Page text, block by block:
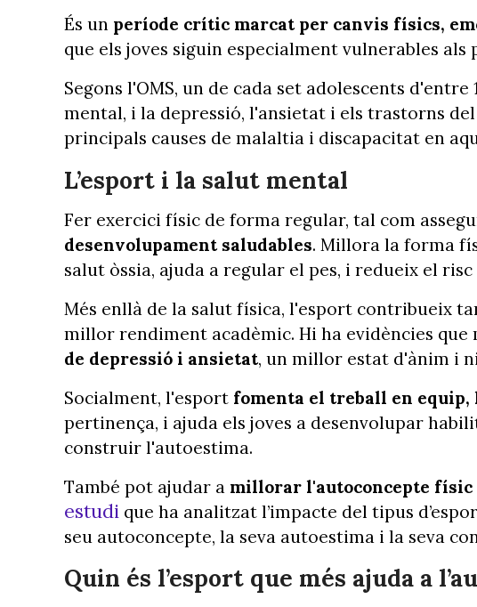
És un període crític marcat per canvis físics,
que els joves siguin especialment vulnerables
Segons l'OMS, un de cada set adolescents
mental, i la depressió, l'ansietat i els trastorns
principals causes de malaltia i discapacitat en
L’esport i la salut mental
Fer exercici físic de forma regular, tal com
desenvolupament saludables. Millora la forma
salut òssia, ajuda a regular el pes, i redueix el
Més enllà de la salut física, l'esport contribueix
millor rendiment acadèmic. Hi ha evidències que
de depressió i ansietat, un millor estat d'ànim i
Socialment, l'esport fomenta el treball en equip,
pertinença, i ajuda els joves a desenvolupar
construir l'autoestima.
També pot ajudar a millorar l'autoconcepte físic
estudi que ha analitzat l’impacte del tipus
seu autoconcepte, la seva autoestima i la seva
Quin és l’esport que més ajuda a